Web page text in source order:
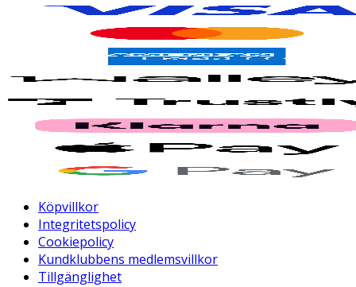
Köpvillkor
Integritetspolicy
Cookiepolicy
Kundklubbens medlemsvillkor
Tillgänglighet